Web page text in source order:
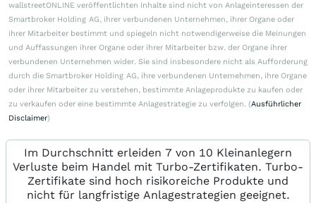
wallstreetONLINE veröffentlichten Inhalte sind nicht von Anlageinteressen der
Smartbroker Holding AG, ihrer verbundenen Unternehmen, ihrer Organe oder
ihrer Mitarbeiter bestimmt und spiegeln nicht notwendigerweise die Meinungen
und Auffassungen ihrer Organe oder ihrer Mitarbeiter bzw. der Organe ihrer
verbundenen Unternehmen wider. Sie sind insbesondere nicht als Aufforderung
durch die Smartbroker Holding AG, ihre verbundenen Unternehmen, ihre Organe
oder ihrer Mitarbeiter zu verstehen, bestimmte Anlageprodukte zu kaufen oder
zu verkaufen oder eine bestimmte Anlagestrategie zu verfolgen. (Ausführlicher
Disclaimer)
Im Durchschnitt erleiden 7 von 10 Kleinanlegern
Verluste beim Handel mit Turbo-Zertifikaten. Turbo-
Zertifikate sind hoch risikoreiche Produkte und
nicht für langfristige Anlagestrategien geeignet.